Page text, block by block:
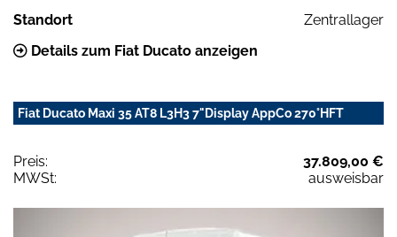
Standort
Zentrallager
Details zum Fiat Ducato anzeigen
Fiat Ducato Maxi 35 AT8 L3H3 7"Display AppCo 270°HFT
Preis:
37.809,00 €
MWSt:
ausweisbar